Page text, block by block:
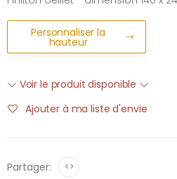
Personnaliser la
hauteur
Voir le produit disponible
Ajouter à ma liste d'envie
Partager: <>